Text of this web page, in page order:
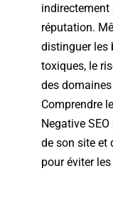
indirectement
réputation.
distinguer les
toxiques, le
des
Comprendre
Negative
de son site et
pour éviter